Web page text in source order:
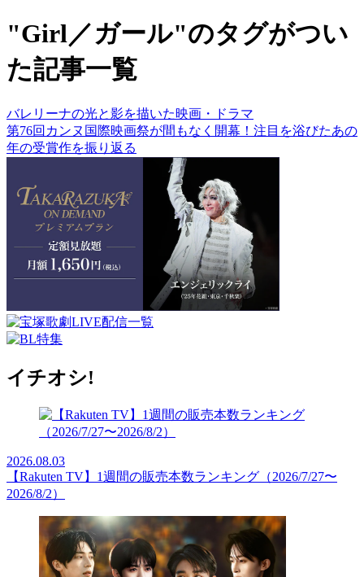
"Girl／ガール"のタグがつい
た記事一覧
バレリーナの光と影を描いた映画・ドラマ
第76回カンヌ国際映画祭が間もなく開幕！注目を浴びたあの
年の受賞作を振り返る
イチオシ!
2026.08.03
【Rakuten TV】1週間の販売本数ランキング（2026/7/27〜
2026/8/2）